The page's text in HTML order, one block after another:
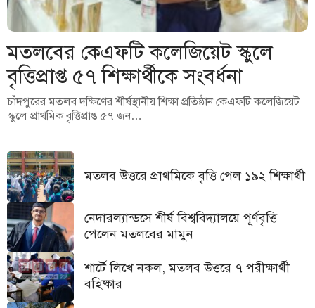
মতলবের কেএফটি কলেজিয়েট স্কুলে
বৃত্তিপ্রাপ্ত ৫৭ শিক্ষার্থীকে সংবর্ধনা
চাঁদপুরের মতলব দক্ষিণের শীর্ষস্থানীয় শিক্ষা প্রতিষ্ঠান কেএফটি কলেজিয়েট
স্কুলে প্রাথমিক বৃত্তিপ্রাপ্ত ৫৭ জন…
মতলব উত্তরে প্রাথমিকে বৃত্তি পেল ১৯২ শিক্ষার্থী
নেদারল্যান্ডসে শীর্ষ বিশ্ববিদ্যালয়ে পূর্ণবৃত্তি
পেলেন মতলবের মামুন
শার্টে লিখে নকল, মতলব উত্তরে ৭ পরীক্ষার্থী
বহিষ্কার